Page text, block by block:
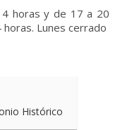
horas y de 17 a 20
Lunes cerrado
Histórico